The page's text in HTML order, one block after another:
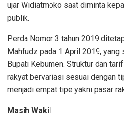
ujar Widiatmoko saat diminta
publik.
Perda Nomor 3 tahun 2019
Mahfudz pada 1 April 2019, yang
Bupati Kebumen. Struktur dan
rakyat bervariasi sesuai dengan
menjadi empat tipe yakni pasar
Masih Wakil